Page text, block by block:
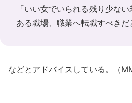
「いい女でいられる残り少な
ある職場、職業へ転職すべきだ
などとアドバイスしている。（